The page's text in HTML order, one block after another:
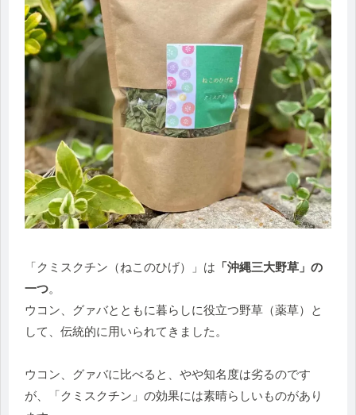
「クミスクチン（ねこのひげ）」は 「沖縄三大野草」の
一つ。
ウコン、グァバとともに暮らしに役立つ野草（薬草）と
して、伝統的に用いられてきました。
ウコン、グァバに比べると、やや知名度は劣るのです
が、「クミスクチン」の効果には素晴らしいものがあり